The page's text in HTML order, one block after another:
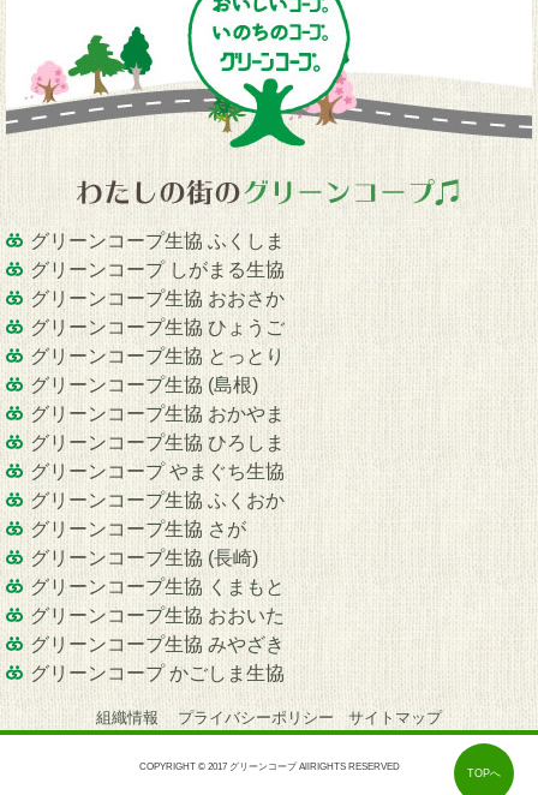
グリーンコープ生協 ふくしま
グリーンコープ しがまる生協
グリーンコープ生協 おおさか
グリーンコープ生協 ひょうご
グリーンコープ生協 とっとり
グリーンコープ生協 (島根)
グリーンコープ生協 おかやま
グリーンコープ生協 ひろしま
グリーンコープ やまぐち生協
グリーンコープ生協 ふくおか
グリーンコープ生協 さが
グリーンコープ生協 (長崎)
グリーンコープ生協 くまもと
グリーンコープ生協 おおいた
グリーンコープ生協 みやざき
グリーンコープ かごしま生協
組織情報 プライバシーポリシー サイトマップ
COPYRIGHT © 2017 グリーンコープ AllRIGHTS RESERVED
TOPへ